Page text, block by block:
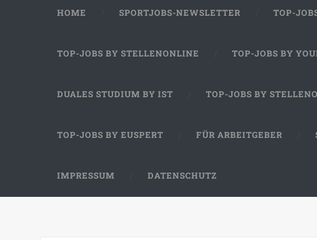
HOME SPORTJOBS-NEWSLETTER TOP-
TOP-JOBS BY STELLENONLINE TOP-JOBS BY
DUALES STUDIUM BY IST TOP-JOBS BY
TOP-JOBS BY EUSPERT FÜR ARBEITGEBER
IMPRESSUM DATENSCHUTZ